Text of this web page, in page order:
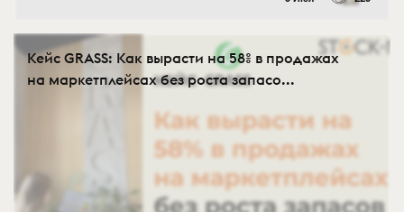
Кейс GRASS: Как вырасти на 58% в продажах
на маркетплейсах без роста запасо...